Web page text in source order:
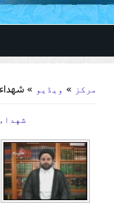
مرکز » ویڈیو »